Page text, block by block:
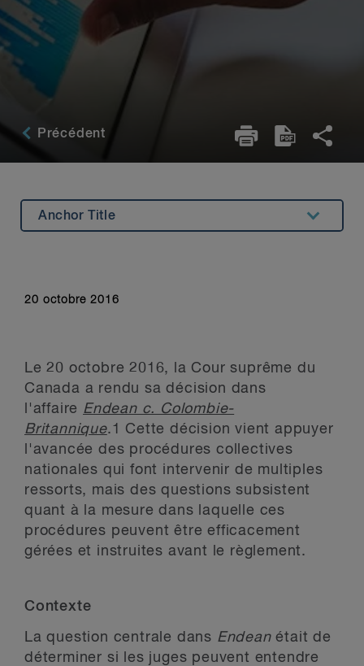
Précédent
Anchor Title
20 octobre 2016
Le 20 octobre 2016, la Cour suprême du
Canada a rendu sa décision dans
l'affaire Endean c. Colombie-
Britannique.1
Cette décision vient appuyer
l'avancée des procédures collectives
nationales qui font intervenir de multiples
ressorts, mais des questions subsistent
quant à la mesure dans laquelle ces
procédures peuvent être efficacement
gérées et instruites avant le règlement.
Contexte
La question centrale dans Endeanétait de
déterminer si les juges peuvent entendre